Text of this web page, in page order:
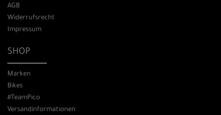
AGB
Widerrufsrecht
Impressum
SHOP
Marken
Bikes
#TeamPico
Versandinformationen